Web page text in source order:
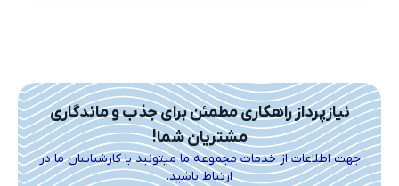
نیازپرداز راهکاری مطمئن برای جذب و ماندگاری
مشتریان شما!
جهت اطلاعات از خدمات مجموعه ما میتونید با کارشناسان ما در
ارتباط باشید.